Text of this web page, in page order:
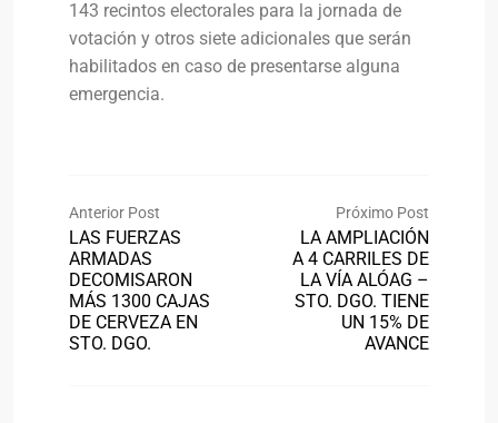
143 recintos electorales para la jornada de
votación y otros siete adicionales que serán
habilitados en caso de presentarse alguna
emergencia.
Anterior Post
LAS FUERZAS
ARMADAS
DECOMISARON
MÁS 1300 CAJAS
DE CERVEZA EN
STO. DGO.
Próximo Post
LA AMPLIACIÓN
A 4 CARRILES DE
LA VÍA ALÓAG –
STO. DGO. TIENE
UN 15% DE
AVANCE